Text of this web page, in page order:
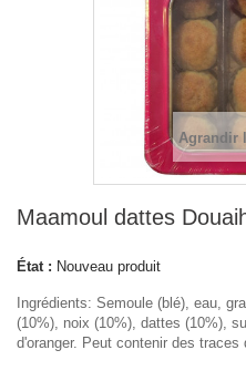
Agrandir
Maamoul dattes
État : Nouveau produit
Ingrédients: Semoule (blé), eau,
(10%), noix (10%), dattes (10%),
d'oranger. Peut contenir des traces